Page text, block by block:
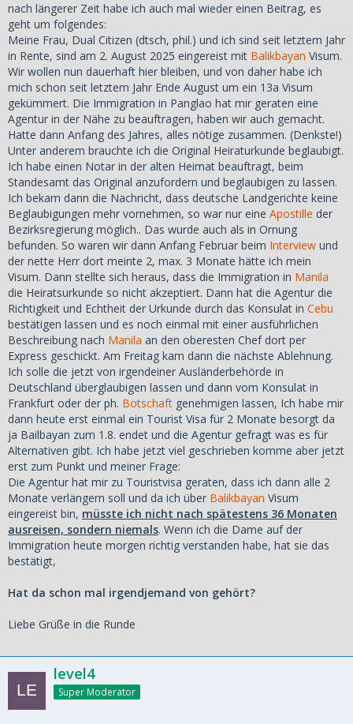
nach längerer Zeit habe ich auch mal wieder einen Beitrag, es
geht um folgendes:
Meine Frau, Dual Citizen (dtsch, phil.) und ich sind seit letztem Jahr
in Rente, sind am 2. August 2025 eingereist mit Balikbayan Visum.
Wir wollen nun dauerhaft hier bleiben, und von daher habe ich
mich schon seit letztem Jahr Ende August um ein 13a Visum
gekümmert. Die Immigration in Panglao hat mir geraten eine
Agentur in der Nähe zu beauftragen, haben wir auch gemacht.
Hatte dann Anfang des Jahres, alles nötige zusammen. (Denkste!)
Unter anderem brauchte ich die Original Heiraturkunde beglaubigt.
Ich habe einen Notar in der alten Heimat beauftragt, beim
Standesamt das Original anzufordern und beglaubigen zu lassen.
Ich bekam dann die Nachricht, dass deutsche Landgerichte keine
Beglaubigungen mehr vornehmen, so war nur eine Apostille der
Bezirksregierung möglich.. Das wurde auch als in Ornung
befunden. So waren wir dann Anfang Februar beim Interview und
der nette Herr dort meinte 2, max. 3 Monate hätte ich mein
Visum. Dann stellte sich heraus, dass die Immigration in Manila
die Heiratsurkunde so nicht akzeptiert. Dann hat die Agentur die
Richtigkeit und Echtheit der Urkunde durch das Konsulat in Cebu
bestätigen lassen und es noch einmal mit einer ausführlichen
Beschreibung nach Manila an den oberesten Chef dort per
Express geschickt. Am Freitag kam dann die nächste Ablehnung.
Ich solle die jetzt von irgendeiner Ausländerbehörde in
Deutschland überglaubigen lassen und dann vom Konsulat in
Frankfurt oder der ph. Botschaft genehmigen lassen, Ich habe mir
dann heute erst einmal ein Tourist Visa für 2 Monate besorgt da
ja Bailbayan zum 1.8. endet und die Agentur gefragt was es für
Alternativen gibt. Ich habe jetzt viel geschrieben komme aber jetzt
erst zum Punkt und meiner Frage:
Die Agentur hat mir zu Touristvisa geraten, dass ich dann alle 2
Monate verlängern soll und da ich über Balikbayan Visum
eingereist bin, müsste ich nicht nach spätestens 36 Monaten
ausreisen, sondern niemals. Wenn ich die Dame auf der
Immigration heute morgen richtig verstanden habe, hat sie das
bestätigt,
Hat da schon mal irgendjemand von gehört?
Liebe Grüße in die Runde
level4
Super Moderator